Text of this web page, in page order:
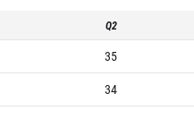
Q2
35
34